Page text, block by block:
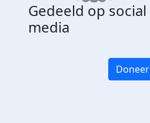
Gedeeld op social
media
Doneer